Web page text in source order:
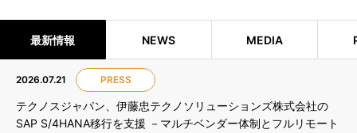
最新情報 NEWS MEDIA
2026.07.21 PRESS
テクノスジャパン、伊藤忠テクノソリューションズ株式会社の
SAP S/4HANA移行を支援 －マルチベンダー体制とフルリモート